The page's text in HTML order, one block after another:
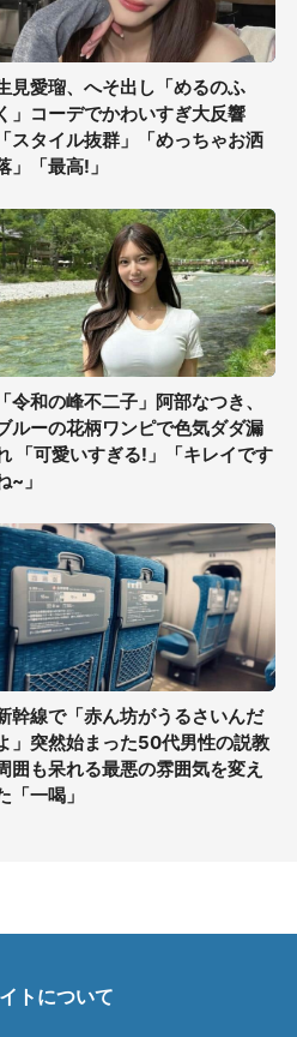
見愛瑠、へそ出し「めるのふ
く」コーデでかわいすぎ大反響
「スタイル抜群」「めっちゃお洒
」「最高!」
「令和の峰不二子」阿部なつき、
ルーの花柄ワンピで色気ダダ漏
「可愛いすぎる!」「キレイです
~」
幹線で「赤ん坊がうるさいんだ
」突然始まった50代男性の説教
囲も呆れる最悪の雰囲気を変え
「一喝」
トについて